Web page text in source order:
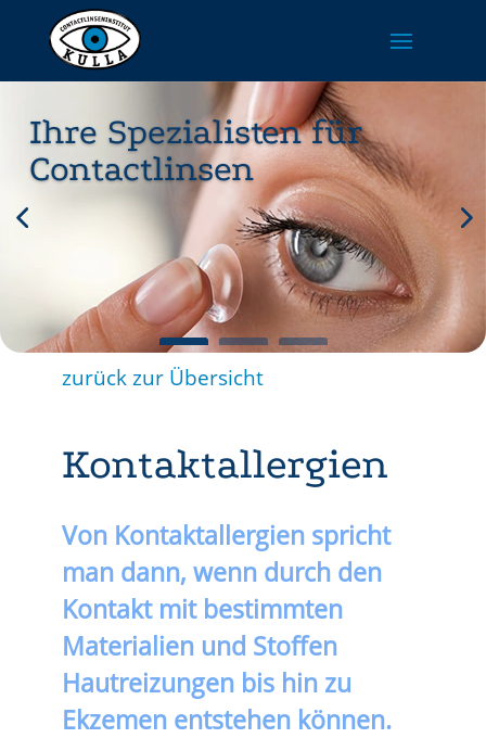
Ihre Spezialisten für
Contactlinsen
zurück zur Übersicht
Kontaktallergien
Von Kontaktallergien spricht
man dann, wenn durch den
Kontakt mit bestimmten
Materialien und Stoffen
Hautreizungen bis hin zu
Ekzemen entstehen können.